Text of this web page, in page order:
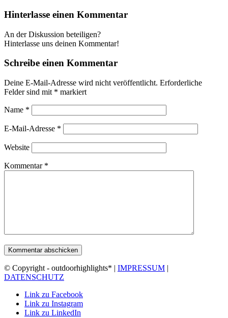
Hinterlasse einen Kommentar
An der Diskussion beteiligen?
Hinterlasse uns deinen Kommentar!
Schreibe einen Kommentar
Deine E-Mail-Adresse wird nicht veröffentlicht. Erforderliche
Felder sind mit * markiert
Name *
E-Mail-Adresse *
Website
Kommentar *
© Copyright - outdoorhighlights* | IMPRESSUM |
DATENSCHUTZ
Link zu Facebook
Link zu Instagram
Link zu LinkedIn